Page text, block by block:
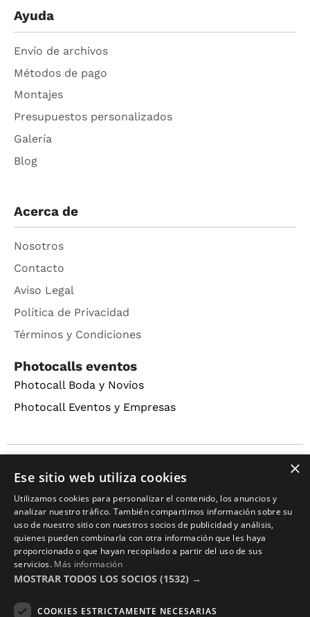
Ayuda
Envío de archivos
Métodos de pago
Montajes
Presupuestos personalizados
Galería
Blog
Acerca de
Nosotros
Contacto
Aviso Legal
Política de Privacidad
Términos y Condiciones
Photocalls eventos
Photocall Boda y Novios
Photocall Eventos y Empresas
Copyright © 2016 – 2026 ZonaPlotter.com. All rights
reserved.
×
Ese sitio web utiliza cookies
Utilizamos cookies para personalizar el contenido, los anuncios y
analizar nuestro tráfico. También compartimos información sobre su
uso de nuestro sitio con nuestros socios de publicidad y análisis,
quienes pueden combinarla con otra información que les haya
proporcionado o que hayan recopilado a partir del uso de sus
servicios. Más información
MOSTRAR TODOS LOS SOCIOS (1532) →
COOKIES ESTRICTAMENTE NECESARIAS